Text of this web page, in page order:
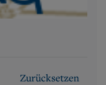
Zurücksetzen